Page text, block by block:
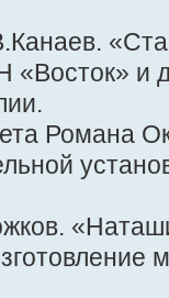
«Восток» и
Романа